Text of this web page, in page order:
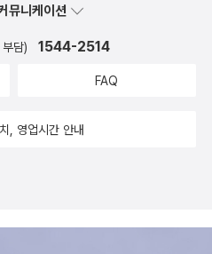
뮤니케이션
담) 1544-2514
FAQ
, 영업시간 안내